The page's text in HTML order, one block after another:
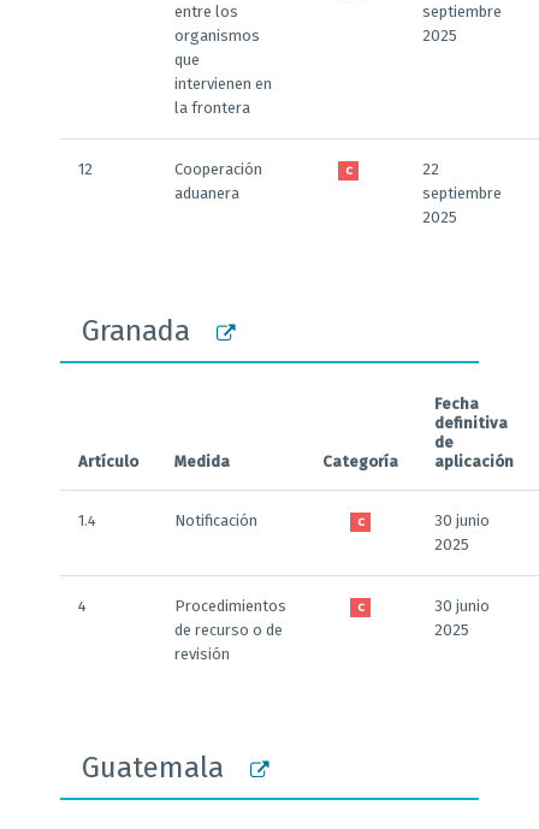
entre los
organismos
que
intervienen en
la frontera
septiembre
2025
12
Cooperación
aduanera
C
22
septiembre
2025
Granada
Artículo Medida Categoría
Fecha
definitiva
de
aplicación
1.4 Notificación C
30 junio
2025
4
Procedimientos
de recurso o de
revisión
C
30 junio
2025
Guatemala